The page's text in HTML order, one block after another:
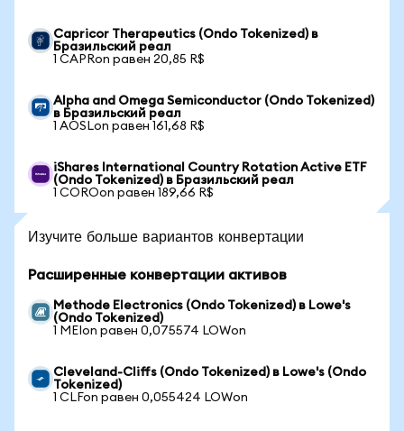
Capricor Therapeutics (Ondo Tokenized) в
Бразильский реал
1 CAPRon равен 20,85 R$
Alpha and Omega Semiconductor (Ondo Tokenized)
в Бразильский реал
1 AOSLon равен 161,68 R$
iShares International Country Rotation Active ETF
(Ondo Tokenized) в Бразильский реал
1 COROon равен 189,66 R$
Изучите больше вариантов конвертации
Расширенные конвертации активов
Methode Electronics (Ondo Tokenized) в Lowe's
(Ondo Tokenized)
1 MEIon равен 0,075574 LOWon
Cleveland-Cliffs (Ondo Tokenized) в Lowe's (Ondo
Tokenized)
1 CLFon равен 0,055424 LOWon